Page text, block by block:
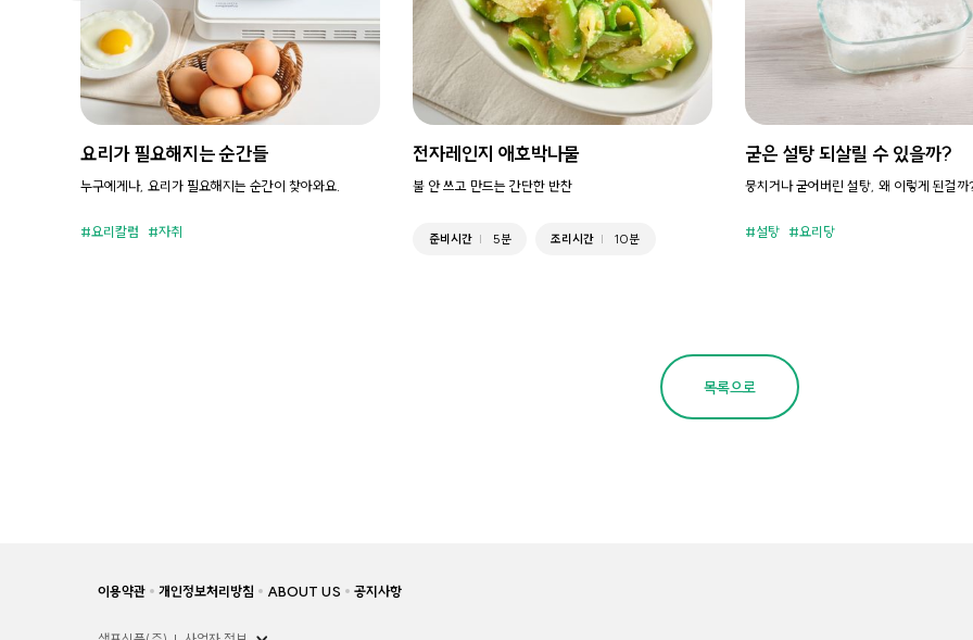
요리가 필요해지는 순간들
누구에게나, 요리가 필요해지는 순간이 찾아와요.
요리칼럼 자취
전자레인지 애호박나물
불 안 쓰고 만드는 간단한 반찬
준비시간 5분 조리시간 10분
굳은 설탕 되살릴 수 있을까?
뭉치거나 굳어버린 설탕, 왜 이렇게 된걸까
설탕 요리당
목록으로
이용약관 개인정보처리방침 ABOUT US 공지사항